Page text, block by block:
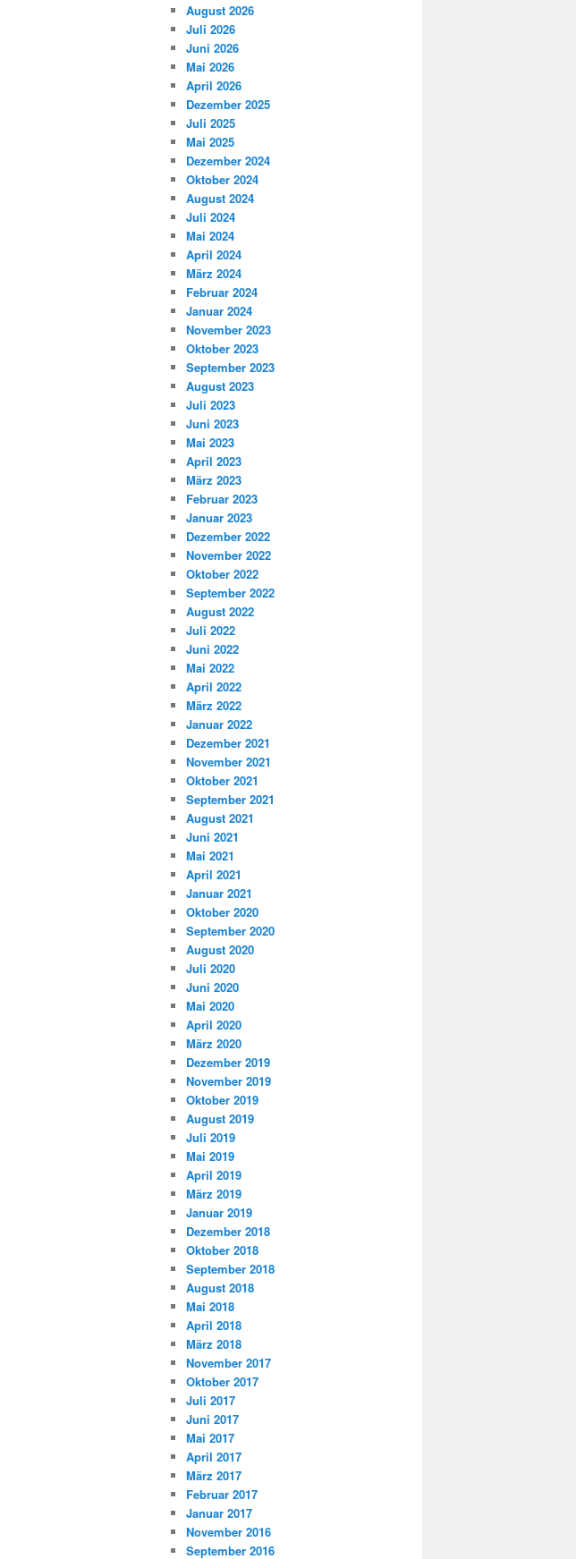
August 2026
Juli 2026
Juni 2026
Mai 2026
April 2026
Dezember 2025
Juli 2025
Mai 2025
Dezember 2024
Oktober 2024
August 2024
Juli 2024
Mai 2024
April 2024
März 2024
Februar 2024
Januar 2024
November 2023
Oktober 2023
September 2023
August 2023
Juli 2023
Juni 2023
Mai 2023
April 2023
März 2023
Februar 2023
Januar 2023
Dezember 2022
November 2022
Oktober 2022
September 2022
August 2022
Juli 2022
Juni 2022
Mai 2022
April 2022
März 2022
Januar 2022
Dezember 2021
November 2021
Oktober 2021
September 2021
August 2021
Juni 2021
Mai 2021
April 2021
Januar 2021
Oktober 2020
September 2020
August 2020
Juli 2020
Juni 2020
Mai 2020
April 2020
März 2020
Dezember 2019
November 2019
Oktober 2019
August 2019
Juli 2019
Mai 2019
April 2019
März 2019
Januar 2019
Dezember 2018
Oktober 2018
September 2018
August 2018
Mai 2018
April 2018
März 2018
November 2017
Oktober 2017
Juli 2017
Juni 2017
Mai 2017
April 2017
März 2017
Februar 2017
Januar 2017
November 2016
September 2016